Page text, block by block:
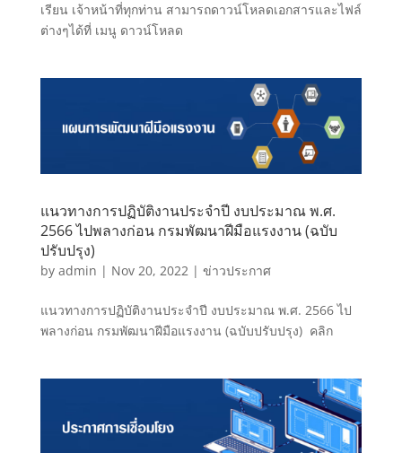
เรียน เจ้าหน้าที่ทุกท่าน สามารถดาวน์โหลดเอกสารและไฟล์
ต่างๆได้ที่ เมนู ดาวน์โหลด
แนวทางการปฏิบัติงานประจำปี งบประมาณ พ.ศ.
2566 ไปพลางก่อน กรมพัฒนาฝีมือแรงงาน (ฉบับ
ปรับปรุง)
by admin | Nov 20, 2022 | ข่าวประกาศ
แนวทางการปฏิบัติงานประจำปี งบประมาณ พ.ศ. 2566 ไป
พลางก่อน กรมพัฒนาฝีมือแรงงาน (ฉบับปรับปรุง) คลิก